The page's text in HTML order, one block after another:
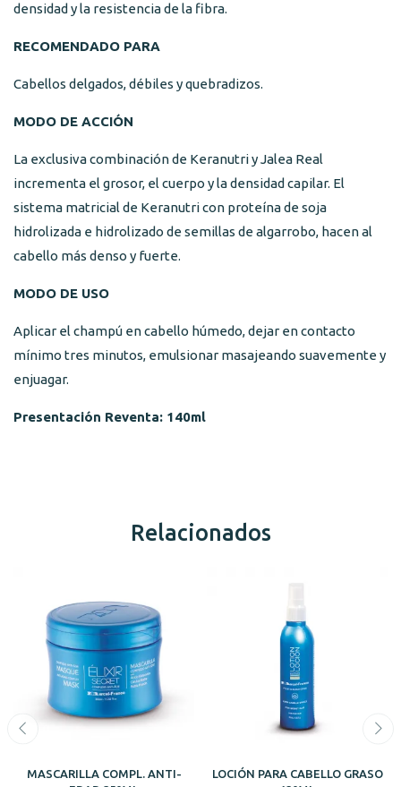
densidad y la resistencia de la fibra.
RECOMENDADO PARA
Cabellos delgados, débiles y quebradizos.
MODO DE ACCIÓN
La exclusiva combinación de Keranutri y Jalea Real
incrementa el grosor, el cuerpo y la densidad capilar. El
sistema matricial de Keranutri con proteína de soja
hidrolizada e hidrolizado de semillas de algarrobo, hacen al
cabello más denso y fuerte.
MODO DE USO
Aplicar el champú en cabello húmedo, dejar en contacto
mínimo tres minutos, emulsionar masajeando suavemente y
enjuagar.
Presentación Reventa: 140ml
Relacionados
MASCARILLA COMPL. ANTI-
LOCIÓN PARA CABELLO GRASO